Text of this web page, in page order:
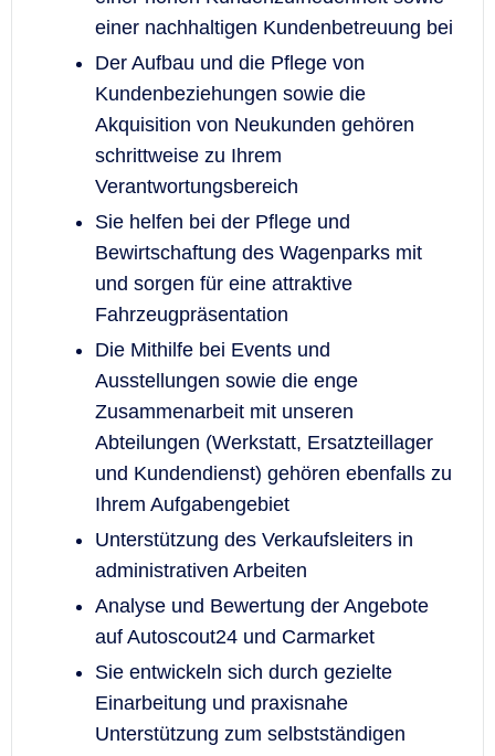
einer nachhaltigen Kundenbetreuung bei
Der Aufbau und die Pflege von
Kundenbeziehungen sowie die
Akquisition von Neukunden gehören
schrittweise zu Ihrem
Verantwortungsbereich
Sie helfen bei der Pflege und
Bewirtschaftung des Wagenparks mit
und sorgen für eine attraktive
Fahrzeugpräsentation
Die Mithilfe bei Events und
Ausstellungen sowie die enge
Zusammenarbeit mit unseren
Abteilungen (Werkstatt, Ersatzteillager
und Kundendienst) gehören ebenfalls zu
Ihrem Aufgabengebiet
Unterstützung des Verkaufsleiters in
administrativen Arbeiten
Analyse und Bewertung der Angebote
auf Autoscout24 und Carmarket
Sie entwickeln sich durch gezielte
Einarbeitung und praxisnahe
Unterstützung zum selbstständigen